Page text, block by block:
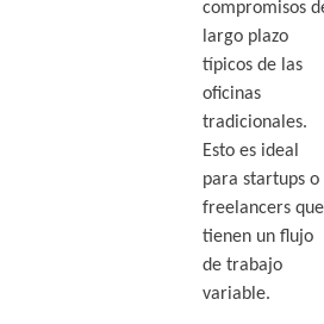
compromisos
largo plazo
típicos de las
oficinas
tradicionales.
Esto es ideal
para startups o
freelancers que
tienen un flujo
de trabajo
variable.